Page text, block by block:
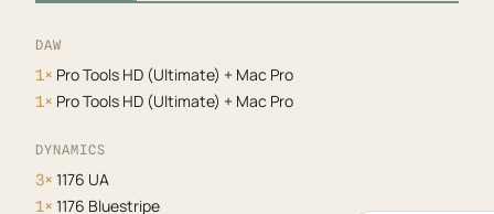
DAW
1× Pro Tools HD (Ultimate) + Mac Pro
1× Pro Tools HD (Ultimate) + Mac Pro
DYNAMICS
3× 1176 UA
1× 1176 Bluestripe